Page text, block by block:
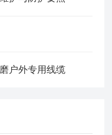
户外专用线缆